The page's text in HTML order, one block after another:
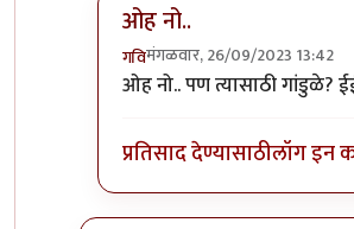
ओह नो..
गविमंगळवार, 26/09/2023 13:42
In reply toते मासा नव्हे तर
ओह नो.. पण त्यासाठी गांडुळे?
प्रतिसाद देण्यासाठीलॉग इन